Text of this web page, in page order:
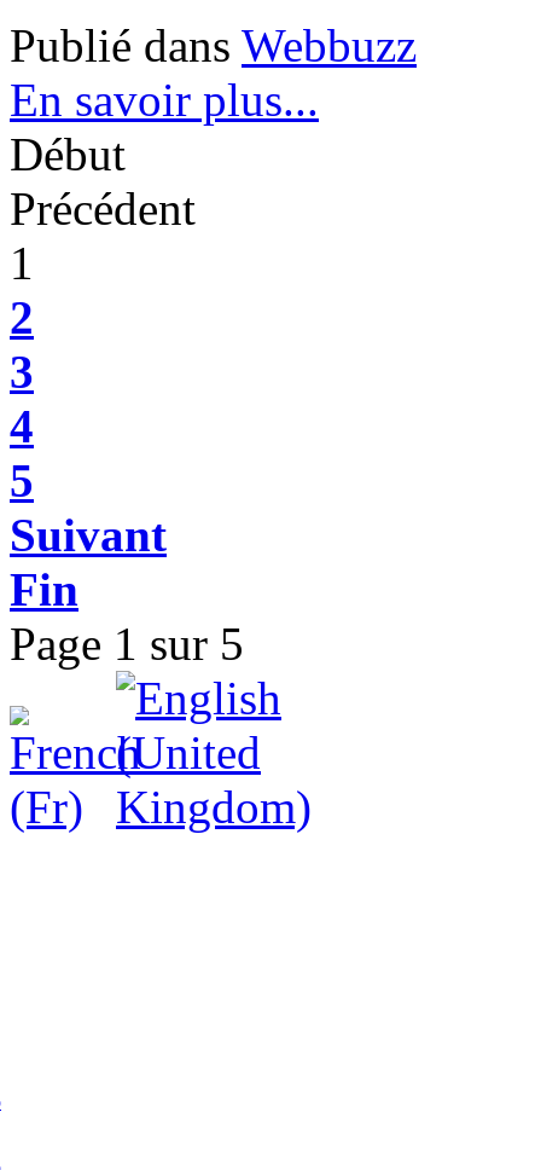
Publié dans Webbuzz
En savoir plus...
Début
Précédent
1
2
3
4
5
Suivant
Fin
Page 1 sur 5